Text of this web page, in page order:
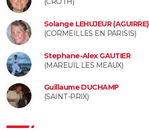
Solange LEHUJEUR (AGUIRRE)
(CORMEILLES EN PARISIS)
Stephane-Alex GAUTIER
(MAREUIL LES MEAUX)
Guillaume DUCHAMP
(SAINT-PRIX)